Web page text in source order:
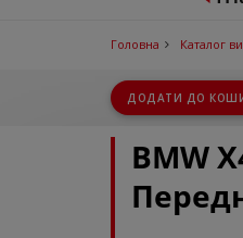
Головна Каталог
ДОДАТИ ДО
BMW